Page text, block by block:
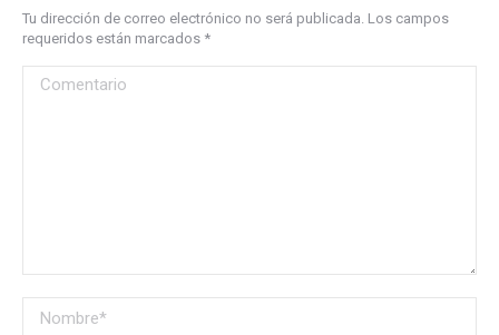
Tu dirección de correo electrónico no será publicada. Los campos
requeridos están marcados *
Comentario
Nombre *